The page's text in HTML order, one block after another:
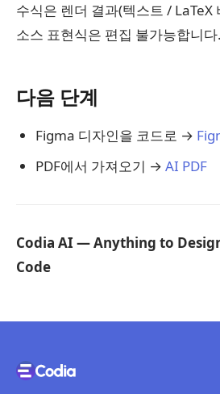
수식은 렌더 결과(텍스트 / LaTeX
소스 표현식은 편집 불가능합니다.
다음 단계
Figma 디자인을 코드로 →
PDF에서 가져오기 → AI PDF
Codia AI — Anything to
Code